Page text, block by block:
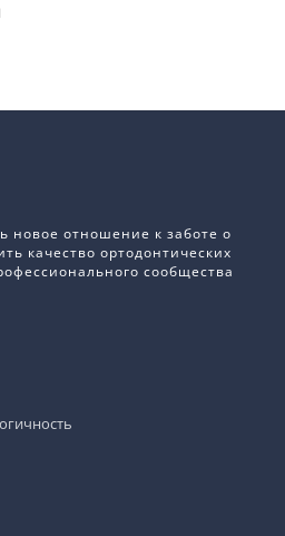
новое отношение к заботе о
качество ортодонтических
сообщества